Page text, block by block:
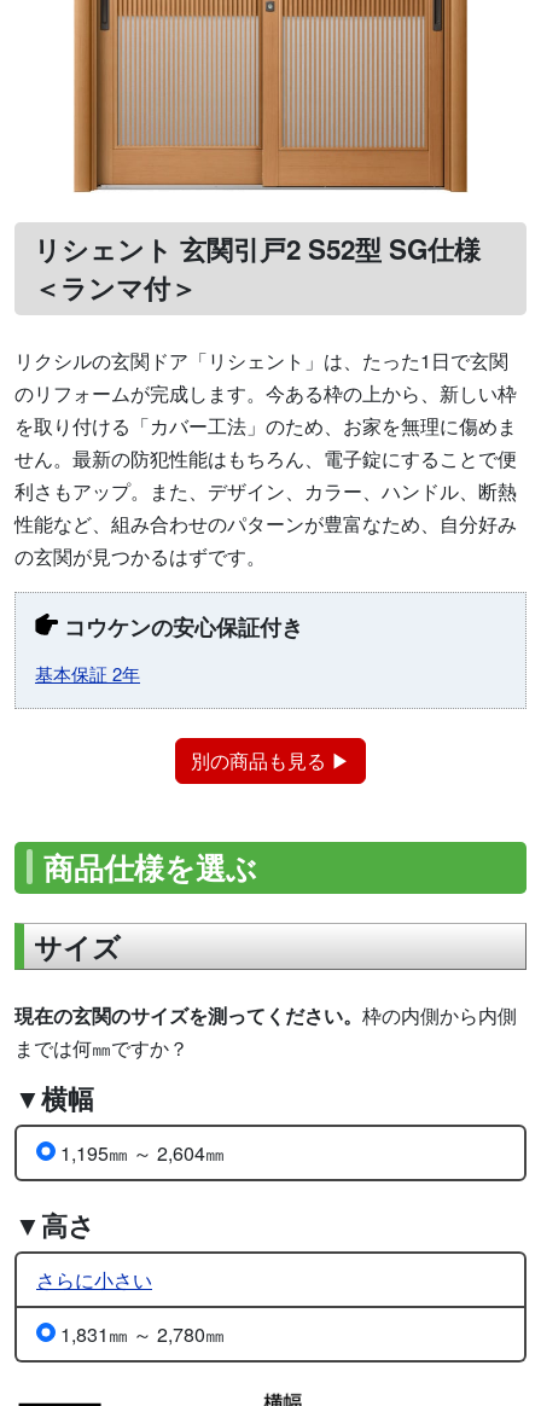
リシェント 玄関引戸2 S52型 SG仕様
＜ランマ付＞
リクシルの玄関ドア「リシェント」は、たった1日で玄関
のリフォームが完成します。今ある枠の上から、新しい枠
を取り付ける「カバー工法」のため、お家を無理に傷めま
せん。最新の防犯性能はもちろん、電子錠にすることで便
利さもアップ。また、デザイン、カラー、ハンドル、断熱
性能など、組み合わせのパターンが豊富なため、自分好み
の玄関が見つかるはずです。
コウケンの安心保証付き
基本保証 2年
別の商品も見る ▶
商品仕様を選ぶ
サイズ
現在の玄関のサイズを測ってください。 枠の内側から内側
までは何㎜ですか？
▼横幅
1,195㎜ ～ 2,604㎜
▼高さ
さらに小さい
1,831㎜ ～ 2,780㎜